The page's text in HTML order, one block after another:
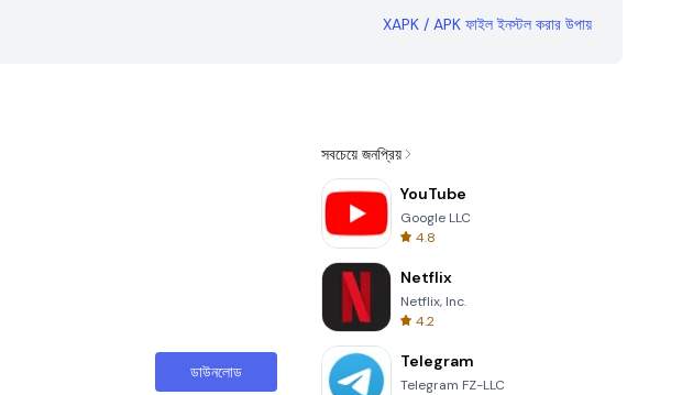
XAPK / APK ফাইল ইনস্টল করার উপায়
ডাউনলোড
সবচেয়ে জনপ্রিয়
YouTube
Google LLC
4.8
Netflix
Netflix, Inc.
4.2
Telegram
Telegram FZ-LLC